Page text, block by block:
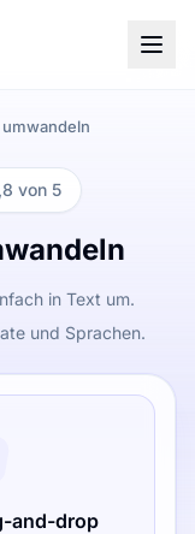
von 5
in Text um.
und Sprachen.
and-drop